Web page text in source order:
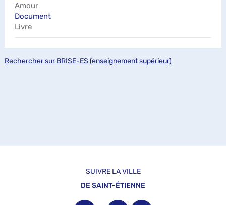
Amour
Document
Livre
Rechercher sur BRISE-ES (enseignement supérieur)
SUIVRE LA VILLE
DE SAINT-ÉTIENNE